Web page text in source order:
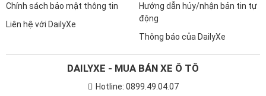
Chính sách bảo mật thông tin
Liên hệ với DailyXe
Hướng dẫn hủy/nhận bản tin tự
động
Thông báo của DailyXe
DAILYXE - MUA BÁN XE Ô TÔ
Hotline: 0899.49.04.07